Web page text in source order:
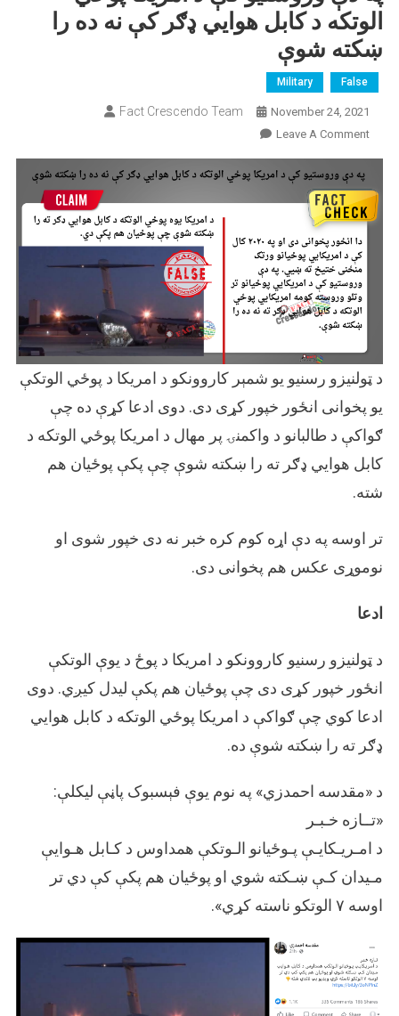
الوتکه د کابل هوایي ډګر کې نه ده را
ښکته شوې
False
Military
November 24, 2021
Fact Crescendo Team
Leave A Comment
On
دې
د
امریکا
پوځي
الوتکه
د
ډګر
نه
ده
را
د ټولنیزو رسنیو یو شمېر کاروونکو د امریکا د پوځي الوتکې
یو پخوانی انځور خپور کړی دی. دوی ادعا کړې ده چې
ګواکې د طالبانو د واکمنۍ پر مهال د امریکا پوځي الوتکه د
کابل هوایي ډګر ته را ښکته شوې چې پکې پوځیان هم
شته.
تر اوسه په دې اړه کوم کره خبر نه دی خپور شوی او
نوموړی عکس هم پخوانی دی.
ادعا
د ټولنیزو رسنیو کاروونکو د امریکا د پوځ د یوې الوتکې
انځور خپور کړی دی چې پوځیان هم پکې لیدل کیږي. دوی
ادعا کوي چې ګواکې د امریکا پوځي الوتکه د کابل هوایي
ډګر ته را ښکته شوې ده.
د «مقدسه احمدزي» په نوم یوې فېسبوک پاڼې لیکلې:
«تــازه خـبـر
د امـریـکایـې پـوځیانو الـوتکې همداوس د کـابل هـوايې
مـیدان کـې ښـکته شوي او پوځیان هم پکې کې دي تر
اوسه ۷ الوتکو ناسته کړي».